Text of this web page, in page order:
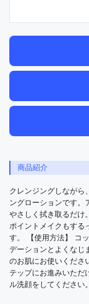
商品紹介
クレンジングしながら
ングローションです。
やさしく拭き取るだけ
ポイントメイクもする
す。 【使用方法】 コ
デーションとよくなじ
のお肌にお使いくださ
テップにお進みいただ
ル洗顔をしてください。